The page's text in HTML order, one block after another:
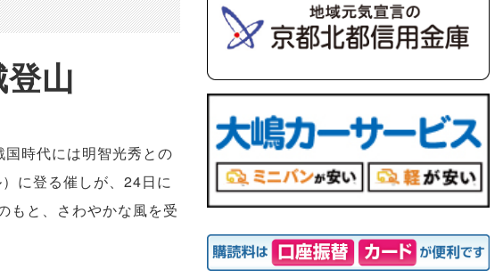
山
時代には明智光秀との
に登る催しが、24日に
もと、さわやかな風を受